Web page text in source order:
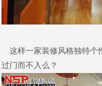
这样一家装修风格独特个
过门而不入么？